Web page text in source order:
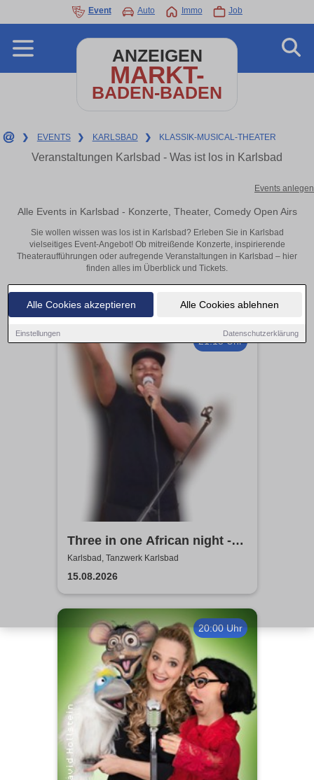
Alle Cookies akzeptieren Alle Cookies ablehnen
Einstellungen Datenschutzerklärung
Event Auto Immo Job
ANZEIGEN
MARKT-
BADEN-BADEN
❯ EVENTS ❯ KARLSBAD ❯ KLASSIK-MUSICAL-THEATER
Veranstaltungen Karlsbad - Was ist los in Karlsbad
Events anlegen
Alle Events in Karlsbad - Konzerte, Theater, Comedy Open Airs
Sie wollen wissen was los ist in Karlsbad? Erleben Sie in Karlsbad
vielseitiges Event-Angebot! Ob mitreißende Konzerte, inspirierende
Theateraufführungen oder aufregende Veranstaltungen in Karlsbad – hier
finden alles im Überblick und Tickets.
21:15 Uhr
Three in one African night -
live concert, stand up
comedy and Dj night
Karlsbad, Tanzwerk Karlsbad
15.08.2026
20:00 Uhr